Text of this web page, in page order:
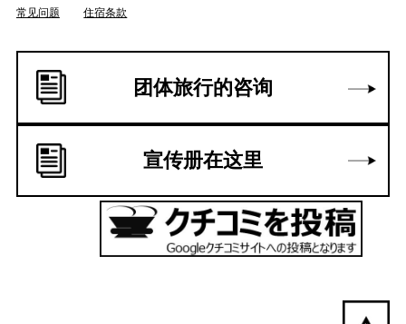
常见问题 住宿条款
团体旅行的咨询
宣传册在这里